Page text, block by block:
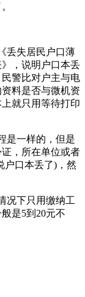
丢失居民户口薄
，说明户口本丢
警比对户主与电
料是否与微机资
就只用等待打印
是一样的，但是
，所在单位或者
户口本丢了)，然
况下只用缴纳工
是5到20元不